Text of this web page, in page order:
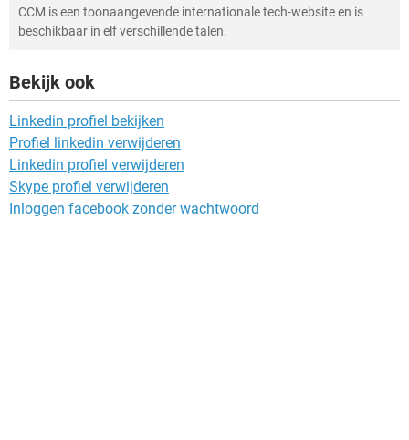
CCM is een toonaangevende internationale tech-website en is
beschikbaar in elf verschillende talen.
Bekijk ook
Linkedin profiel bekijken
Profiel linkedin verwijderen
Linkedin profiel verwijderen
Skype profiel verwijderen
Inloggen facebook zonder wachtwoord